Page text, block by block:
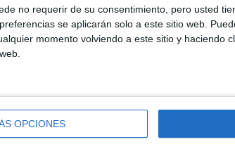
no requerir de su consentimiento, pero usted
se aplicarán solo a este sitio web.
momento volviendo a este sitio y haciendo
OPCIONES
o febrícula, tos y la sensación de falta de
de garganta (odinofagia), la pérdida de
diarreas, dolor torácico o